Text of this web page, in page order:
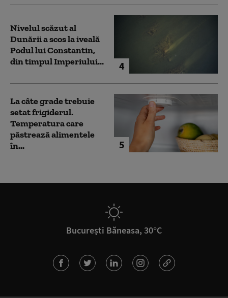
4
Nivelul scăzut al
Dunării a scos la iveală
Podul lui Constantin,
din timpul Imperiului...
5
La câte grade trebuie
setat frigiderul.
Temperatura care
păstrează alimentele
în...
București Băneasa, 30°C